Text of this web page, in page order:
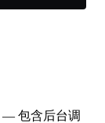
— 包含后台调